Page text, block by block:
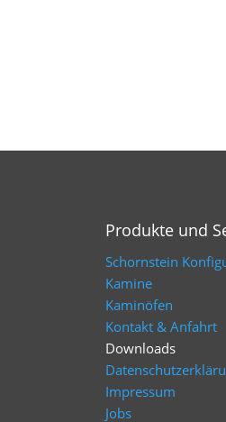
Produkte und
Schornstein
Kamine
Kaminöfen
Kontakt & Anfahrt
Downloads
Impressum
Jobs